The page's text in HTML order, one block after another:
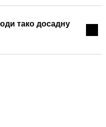
тако досадну